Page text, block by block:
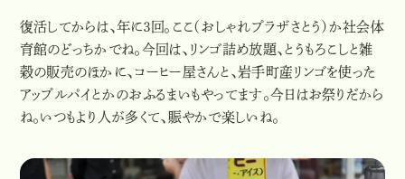
復活してからは、年に３回。ここ（おしゃれプラザさとう）か社会体
育館のどっちかでね。今回は、リンゴ詰め放題、とうもろこしと雑
穀の販売のほかに、コーヒー屋さんと、岩手町産リンゴを使った
アップルパイとかのおふるまいもやってます。今日はお祭りだから
ね。いつもより人が多くて、賑やかで楽しいね。